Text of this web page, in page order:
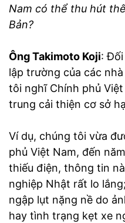
Nam có thể thu hút
Bản?
Ông Takimoto Koji:
lập trường của các
tôi nghĩ Chính phủ
trung cải thiện cơ sở
Ví dụ, chúng tôi vừa
phủ Việt Nam, đến
thiếu điện, thông tin
nghiệp Nhật rất lo
ngập lụt nặng nề do
hay tình trạng kẹt xe